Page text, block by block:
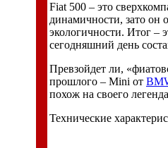
Fiat 500 – это
динамичности, зато он
экологичности. Итог –
сегодняшний день
Превзойдет ли,
прошлого – Mini от
похож на своего
Технические